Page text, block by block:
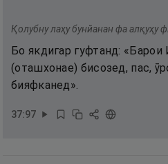
Қолубну лаҳу бунйанан фа алқуҳу
Бо якдигар гуфтанд:
(оташхонае) бисозед, пас,
бияфканед».
37:97